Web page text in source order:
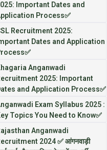
Important Dates and
Process✅
Recruitment 2025:
Dates and Application
Anganwadi
2025: Important
and Application Process✅
Exam Syllabus 2025 :
Topics You Need to Know✅
Anganwadi
2024 ✅ आंगनवाड़ी